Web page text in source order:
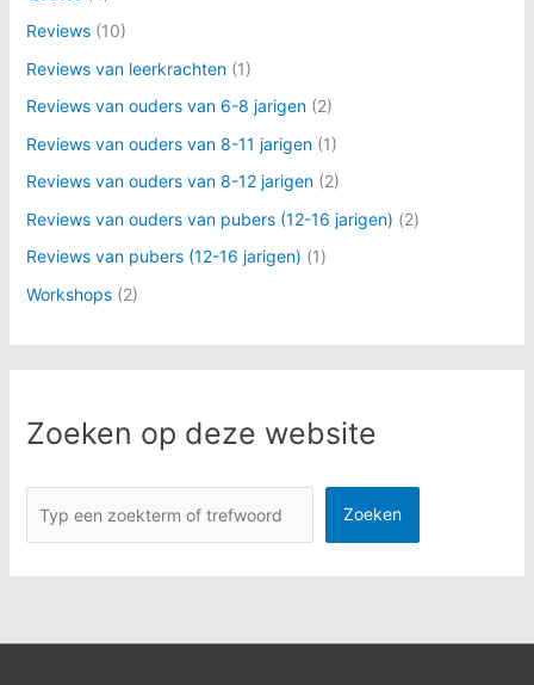
Reviews(10)
Reviews van leerkrachten(1)
Reviews van ouders van 6-8 jarigen(2)
Reviews van ouders van 8-11 jarigen(1)
Reviews van ouders van 8-12 jarigen(2)
Reviews van ouders van pubers (12-16 jarigen) (2)
Reviews van pubers (12-16 jarigen) (1)
Workshops(2)
Zoeken op deze website
Zoeken